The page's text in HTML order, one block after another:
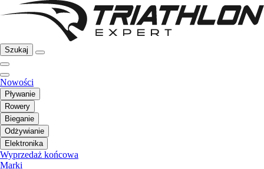
Szukaj
Nowości
Pływanie
Rowery
Bieganie
Odżywianie
Elektronika
Wyprzedaż końcowa
Marki